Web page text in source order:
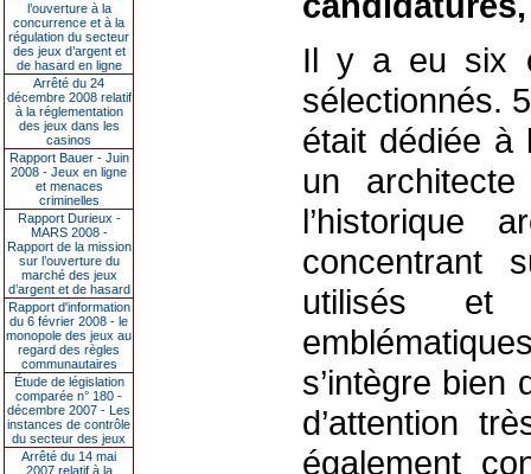
l’ouverture à la
concurrence et à la
régulation du secteur
des jeux d’argent et
de hasard en ligne
Arrêté du 24
décembre 2008 relatif
à la réglementation
des jeux dans les
casinos
Rapport Bauer - Juin
2008 - Jeux en ligne
et menaces
criminelles
Rapport Durieux -
MARS 2008 -
Rapport de la mission
sur l’ouverture du
marché des jeux
d’argent et de hasard
Rapport d'information
du 6 février 2008 - le
monopole des jeux au
regard des règles
communautaires
Étude de législation
comparée n° 180 -
décembre 2007 - Les
instances de contrôle
du secteur des jeux
Arrêté du 14 mai
2007 relatif à la
Il y a eu six
sélectionnés.
était dédiée à
un
l’historique
concentrant
utilisés et
s’intègre bien
d’attention
également